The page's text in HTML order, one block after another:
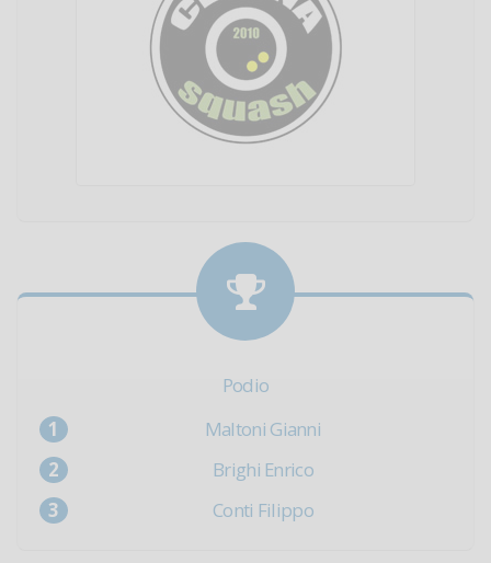
Podio
Maltoni Gianni
Brighi Enrico
Conti Filippo